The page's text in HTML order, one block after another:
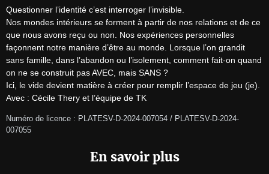
Questionner l’identité c’est interroger l’invisible.
Nos mondes intérieurs se forment à partir de nos relations et de ce
que nous avons reçu ou non. Nos expériences personnelles
façonnent notre manière d’être au monde. Lorsque l’on grandit
sans famille, dans l’abandon ou l’isolement, comment fait-on quand
on ne se construit pas AVEC, mais SANS ?
Ici, le vide devient matière à créer pour remplir l’espace de jeu (je).
Avec : Cécile Thery et l’équipe de TK
Numéro de licence : PLATESV-D-2024-007054 / PLATESV-D-2024-
007055
En savoir plus